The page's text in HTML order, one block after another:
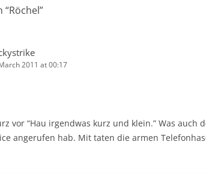
“Röchel”
2011 at 00:17
vor “Hau irgendwas kurz und klein.” Was auch
angerufen hab. Mit taten die armen